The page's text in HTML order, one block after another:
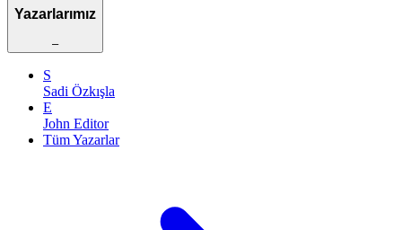
Yazarlarımız
–
S
Sadi Özkışla
E
John Editor
Tüm Yazarlar